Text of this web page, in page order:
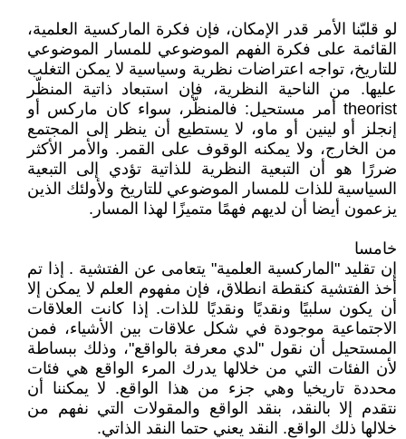
لو قلبّنا الأمر قدر الإمكان، فإن فكرة الماركسية العلمية،
القائمة على فكرة الفهم الموضوعي للمسار الموضوعي
للتاريخ، تواجه اعتراضات نظرية وسياسية لا يمكن التغلب
عليها. من الناحية النظرية، فإن استبعاد ذاتية المنظّر
theorist أمر مستحيل: فالمنظّر، سواء كان ماركس أو
إنجلز أو لينين أو ماو، لا يستطيع أن ينظر إلى المجتمع
من الخارج، ولا يمكنه الوقوف على القمر. والأمر الأكثر
ضررًا هو أن التبعية النظرية للذاتية تؤدي إلى التبعية
السياسية للذات للمسار الموضوعي للتاريخ ولأولئك الذين
يزعمون أيضا أن لديهم فهمًا متميزًا لهذا المسار.
خامسا
إن تقليد "الماركسية العلمية" يتعامى عن الفتشية . إذا تم
أخذ الفتشية كنقطة انطلاق، فإن مفهوم العلم لا يمكن إلا
أن يكون سلبيًا ونقديًا ونقديًا للذات. إذا كانت العلاقات
الاجتماعية موجودة في شكل علاقات بين الأشياء، فمن
المستحيل أن نقول "لدي معرفة بالواقع"، وذلك ببساطة
لأن الفئات التي من خلالها يدرك المرء الواقع هي فئات
محددة تاريخيا وهي جزء من هذا الواقع. لا يمكننا أن
نتقدم إلا بالنقد، بنقد الواقع والمقولات التي نفهم من
خلالها ذلك الواقع. النقد يعني حتما النقد الذاتي.